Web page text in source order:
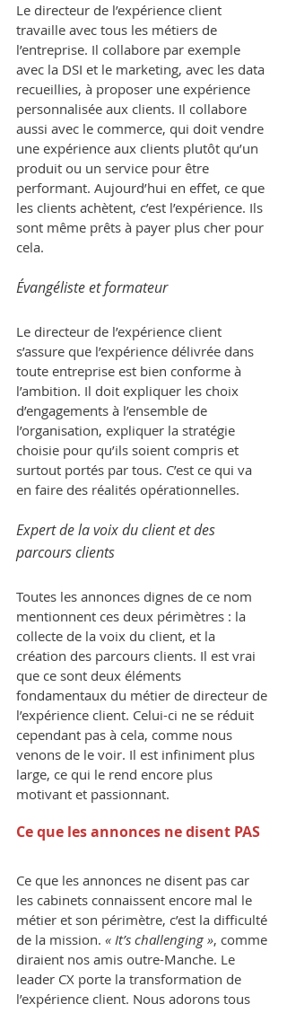
Le directeur de l’expérience client
travaille avec tous les métiers de
l’entreprise. Il collabore par exemple
avec la DSI et le marketing, avec les data
recueillies, à proposer une expérience
personnalisée aux clients. Il collabore
aussi avec le commerce, qui doit vendre
une expérience aux clients plutôt qu’un
produit ou un service pour être
performant. Aujourd’hui en effet, ce que
les clients achètent, c’est l’expérience. Ils
sont même prêts à payer plus cher pour
cela.
Évangéliste et formateur
Le directeur de l’expérience client
s’assure que l’expérience délivrée dans
toute entreprise est bien conforme à
l’ambition. Il doit expliquer les choix
d’engagements à l’ensemble de
l’organisation, expliquer la stratégie
choisie pour qu’ils soient compris et
surtout portés par tous. C’est ce qui va
en faire des réalités opérationnelles.
Expert de la voix du client et des
parcours clients
Toutes les annonces dignes de ce nom
mentionnent ces deux périmètres : la
collecte de la voix du client, et la
création des parcours clients. Il est vrai
que ce sont deux éléments
fondamentaux du métier de directeur de
l’expérience client. Celui-ci ne se réduit
cependant pas à cela, comme nous
venons de le voir. Il est infiniment plus
large, ce qui le rend encore plus
motivant et passionnant.
Ce que les annonces ne disent PAS
Ce que les annonces ne disent pas car
les cabinets connaissent encore mal le
métier et son périmètre, c’est la difficulté
de la mission. « It’s challenging », comme
diraient nos amis outre-Manche. Le
leader CX porte la transformation de
l’expérience client. Nous adorons tous